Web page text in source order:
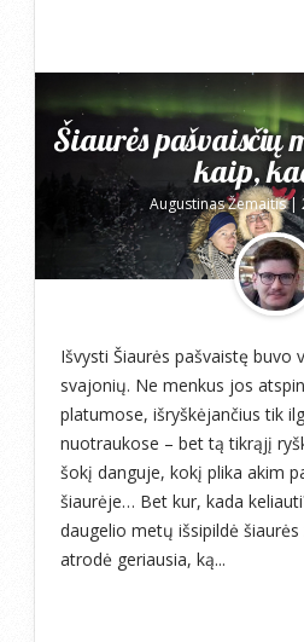
Šiaurės pašvaisčių
kaip,
Augustinas Žemaitis|
Išvysti Šiaurės pašvaistę buvo
svajonių. Ne menkus jos
platumose, išryškėjančius tik
nuotraukose – bet tą tikrąjį
šokį danguje, kokį plika akim
šiaurėje… Bet kur, kada
daugelio metų išsipildė
atrodė geriausia, ką...